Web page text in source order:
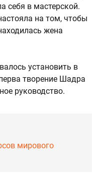
себя в мастерской.
на том, чтобы
жена
установить в
творение Шадра
руководство.
мирового